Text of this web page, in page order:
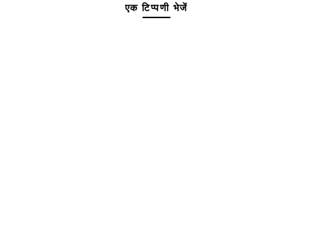
एक टिप्पणी भेजें